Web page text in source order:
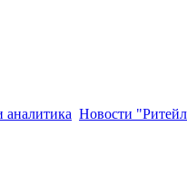
аналитика Новости